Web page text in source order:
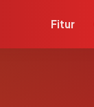
Fitur